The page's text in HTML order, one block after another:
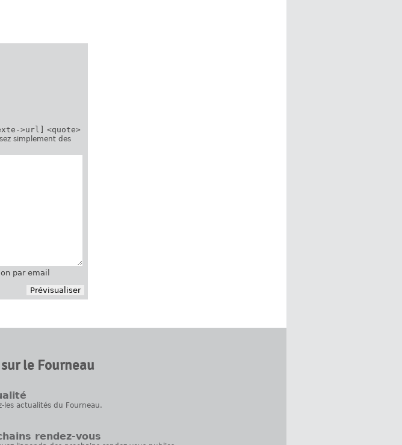
>url]
<quote>
simplement des
par email
le Fourneau
les actualités du Fourneau.
rendez-vous